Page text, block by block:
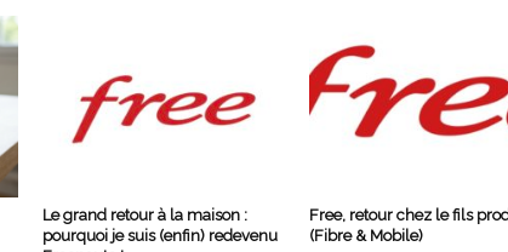
Le grand retour à la maison :
pourquoi je suis (enfin) redevenu
Free, retour chez le fils
(Fibre & Mobile)